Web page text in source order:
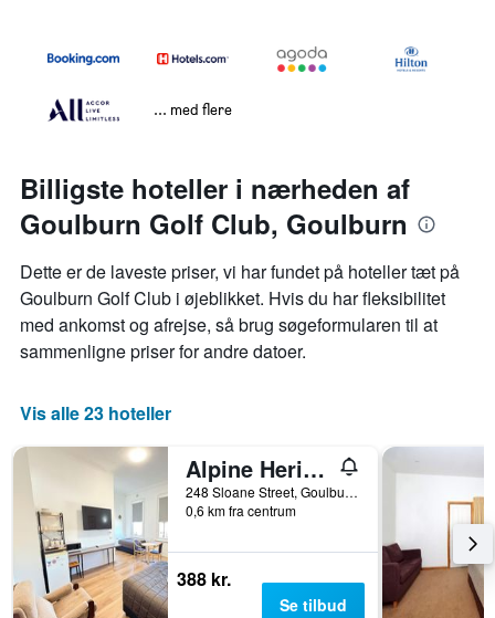
... med flere
Billigste hoteller i nærheden af
Goulburn Golf Club, Goulburn
Dette er de laveste priser, vi har fundet på hoteller tæt på
Goulburn Golf Club i øjeblikket. Hvis du har fleksibilitet
med ankomst og afrejse, så brug søgeformularen til at
sammenligne priser for andre datoer.
Vis alle 23 hoteller
Alpine Heritage Motel
248 Sloane Street, Goulburn, NSW, Australien
0,6 km fra centrum
388 kr.
Se tilbud